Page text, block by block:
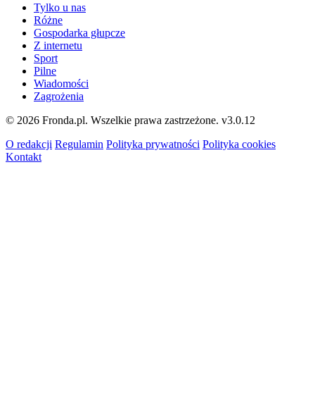
Tylko u nas
Różne
Gospodarka głupcze
Z internetu
Sport
Pilne
Wiadomości
Zagrożenia
© 2026 Fronda.pl. Wszelkie prawa zastrzeżone. v3.0.12
O redakcji Regulamin Polityka prywatności Polityka cookies
Kontakt